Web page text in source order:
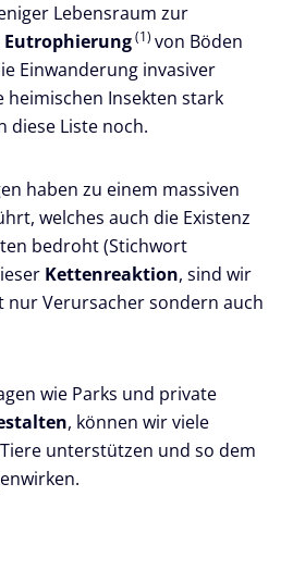
Lebensraum zur
Eutrophierung(1) von Böden
Einwanderung invasiver
heimischen Insekten stark
diese Liste noch.
haben zu einem massiven
welches auch die Existenz
bedroht (Stichwort
Kettenreaktion, sind wir
nur Verursacher sondern auch
wie Parks und private
, können wir viele
unterstützen und so dem